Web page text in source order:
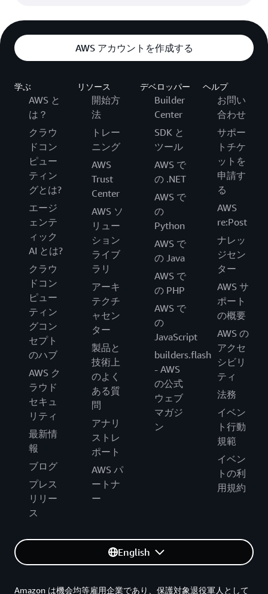
AWS アカウントを作成する
学ぶ
AWS と
は？
クラウ
ドコン
ピュー
ティン
グとは?
エージ
ェンテ
ィック
AI とは?
クラウ
ドコン
ピュー
ティン
グコン
セプト
のハブ
AWS ク
ラウド
セキュ
リティ
最新情
報
ブログ
プレス
リリー
ス
リソース
開始方
法
トレー
ニング
AWS
Trust
Center
AWS ソ
リュー
ション
ライブ
ラリ
アーキ
テクチ
ャセン
ター
製品と
技術上
のよく
ある質
問
アナリ
ストレ
ポート
AWS パ
ートナ
ー
デベロッパー
Builder
Center
SDK と
ツール
AWS で
の .NET
AWS で
の
Python
AWS で
の Java
AWS で
の PHP
AWS で
の
JavaScript
builders.flash
- AWS
の公式
ウェブ
マガジ
ン
ヘルプ
お問い
合わせ
サポー
トチケ
ットを
申請す
る
AWS
re:Post
ナレッ
ジセン
ター
AWS サ
ポート
の概要
AWS の
アクセ
シビリ
ティ
法務
イベン
ト行動
規範
イベン
トの利
用規約
English
Amazon は機会均等雇用企業であり、保護対象退役軍人として